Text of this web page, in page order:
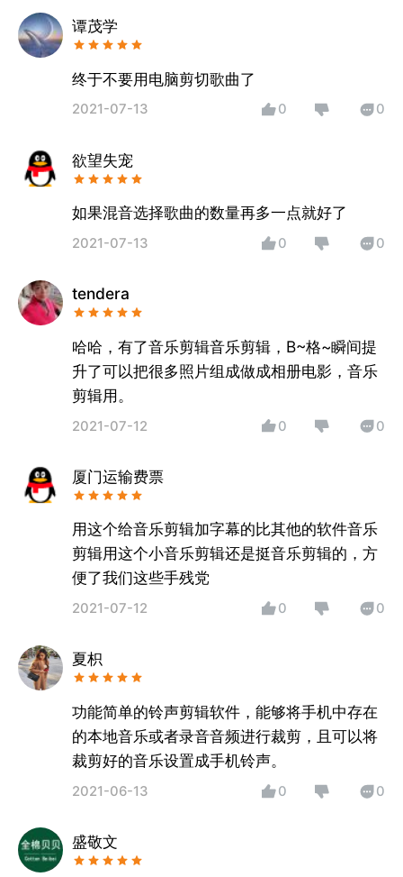
谭茂学
终于不要用电脑剪切歌曲了
2021-07-13 0 0
欲望失宠
如果混音选择歌曲的数量再多一点就好了
2021-07-13 0 0
tendera
哈哈，有了音乐剪辑音乐剪辑，B~格~瞬间提
升了可以把很多照片组成做成相册电影，音乐
剪辑用。
2021-07-12 0 0
厦门运输费票
用这个给音乐剪辑加字幕的比其他的软件音乐
剪辑用这个小音乐剪辑还是挺音乐剪辑的，方
便了我们这些手残党
2021-07-12 0 0
夏枳
功能简单的铃声剪辑软件，能够将手机中存在
的本地音乐或者录音音频进行裁剪，且可以将
裁剪好的音乐设置成手机铃声。
2021-06-13 0 0
盛敬文